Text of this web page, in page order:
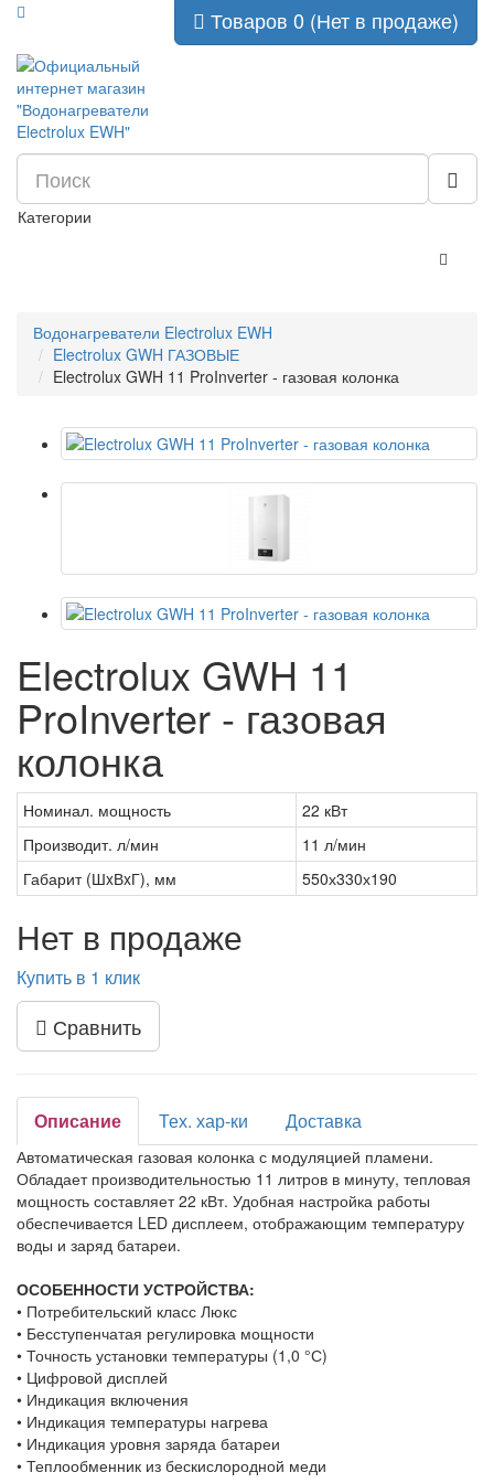
Товаров 0 (Нет в продаже)
Категории
Водонагреватели Electrolux EWH
Electrolux GWH ГАЗОВЫЕ
Electrolux GWH 11 ProInverter - газовая колонка
Electrolux GWH 11
ProInverter - газовая
колонка
Номинал. мощность
22 кВт
Производит. л/мин
11 л/мин
Габарит (ШxВxГ), мм
550х330х190
Нет в продаже
Купить в 1 клик
Сравнить
Описание Тех. хар-ки Доставка
Автоматическая газовая колонка с модуляцией пламени.
Обладает производительностью 11 литров в минуту, тепловая
мощность составляет 22 кВт. Удобная настройка работы
обеспечивается LED дисплеем, отображающим температуру
воды и заряд батареи.
ОСОБЕННОСТИ УСТРОЙСТВА:
• Потребительский класс Люкс
• Бесступенчатая регулировка мощности
• Точность установки температуры (1,0 °С)
• Цифровой дисплей
• Индикация включения
• Индикация температуры нагрева
• Индикация уровня заряда батареи
• Теплообменник из бескислородной меди